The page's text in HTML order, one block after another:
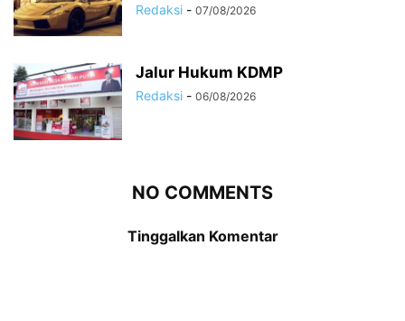
Redaksi - 07/08/2026
Jalur Hukum KDMP
Redaksi - 06/08/2026
NO COMMENTS
Tinggalkan Komentar